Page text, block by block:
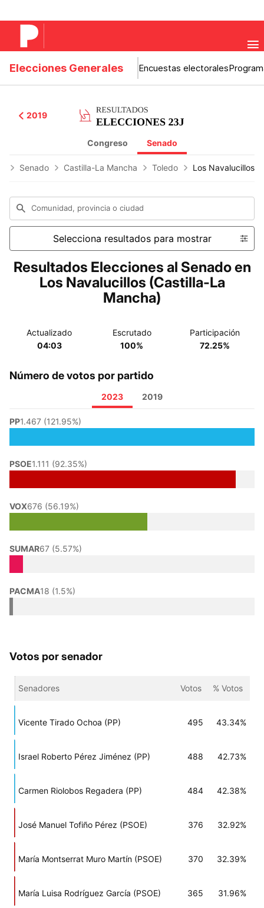
Elecciones Generales Encuestas electorales
2019
Congreso Senado
Senado Castilla-La Mancha Toledo Los Navalucillos
Comunidad, provincia o ciudad
Selecciona resultados para mostrar
Resultados Elecciones al Senado en
Los Navalucillos (Castilla-La
Mancha)
Actualizado
04:03
Escrutado
100%
Participación
72.25%
Número de votos por partido
2023 2019
PP1.467 (121.95%)
PSOE1.111 (92.35%)
VOX676 (56.19%)
SUMAR67 (5.57%)
PACMA18 (1.5%)
Votos por senador
Senadores Votos % Votos
Vicente Tirado Ochoa (PP) 495 43.34%
Israel Roberto Pérez Jiménez (PP) 488 42.73%
Carmen Riolobos Regadera (PP) 484 42.38%
José Manuel Tofiño Pérez (PSOE) 376 32.92%
María Montserrat Muro Martín (PSOE) 370 32.39%
María Luisa Rodríguez García (PSOE) 365 31.96%